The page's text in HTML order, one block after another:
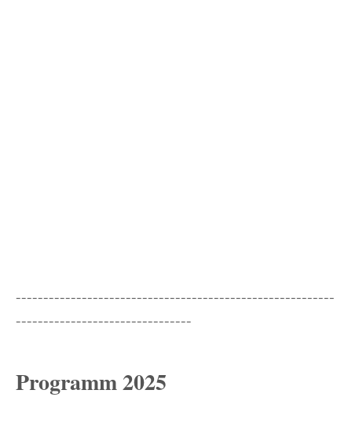
----------------------------------------------------------
--------------------------------
Programm 2025